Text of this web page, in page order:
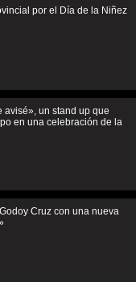
por el Día de la Niñez
avisé», un stand up que
en una celebración de la
Cruz con una nueva